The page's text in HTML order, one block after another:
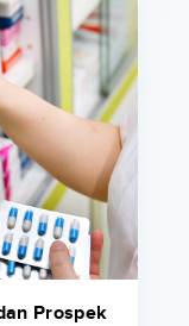
Prospek